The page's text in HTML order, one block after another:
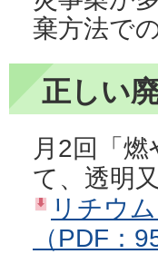
棄方法で
正しい
月2回「
て、透明
リチウ
（PDF：